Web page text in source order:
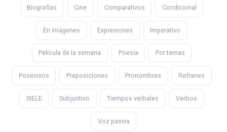
Biografías Cine Comparativos Condicional
En imágenes Expresiones Imperativo
Película de la semana Poesía Por temas
Posesivos Preposiciones Pronombres Refranes
SIELE Subjuntivo Tiempos verbales Verbos
Voz pasiva